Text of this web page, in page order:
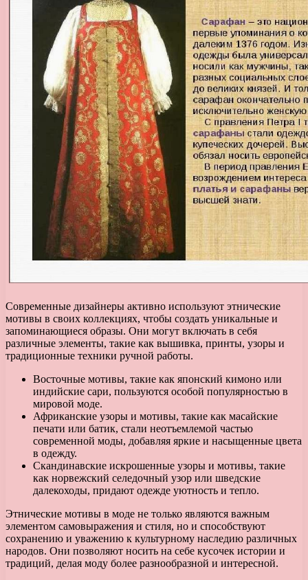
Современные дизайнеры активно используют этнические
мотивы в своих коллекциях, чтобы создать уникальные и
запоминающиеся образы. Они могут включать в себя
различные элементы, такие как вышивка, принты, узоры и
традиционные техники ручной работы.
Восточные мотивы, такие как японский кимоно или
индийские сари, пользуются особой популярностью в
мировой моде.
Африканские узоры и мотивы, такие как масайские
печати или батик, стали неотъемлемой частью
современной моды, добавляя яркие и насыщенные цвета
в одежду.
Скандинавские искрошенные узоры и мотивы, такие
как норвежский селедочный узор или шведские
далекоходы, придают одежде уютность и тепло.
Этнические мотивы в моде не только являются важным
элементом самовыражения и стиля, но и способствуют
сохранению и уважению к культурному наследию различных
народов. Они позволяют носить на себе кусочек истории и
традиций, делая моду более разнообразной и интересной.